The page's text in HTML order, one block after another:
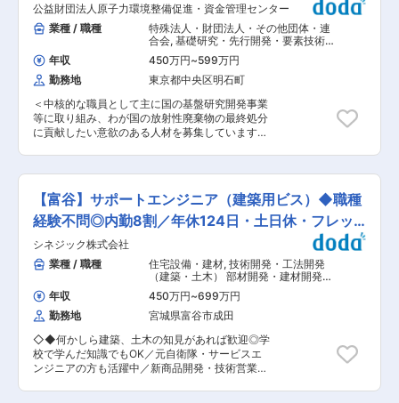
ての総合力と海外事業の強みを活かし、益々海外
展開を加速化させています。
・生産予測 ・回収率向上（EOR） （3）
生産技術（Production Engineering） ・生産
設備設計・運転 ・坑井の生産管理 ・人
工採油技術 ■当社について： 当社は、天然ガス
の探鉱、開発、生産における高度な技術評価やエ
ネルギートランジション分野を担う少数精鋭の専
門家組織です。大規模組織ではありませんが、そ
の分、社員同士が互いに相談しやすい環境があり
ます。一人ひとりを大切にする風土のもと、働き
やすさと専門性の向上を両立できる職場です。 変
更の範囲：会社の定める業務
性高
公益財団法人原子力環境整備促進・資金管理センター
業種 / 職種
特殊法人・財団法人・その他団体・連
合会, 基礎研究・先行開発・要素技術開
発（機械） 技術開発・工法開発（建
築・土木）
年収 450万円~599万円
勤務地
東京都中央区明石町
＜中核的な職員として主に国の基盤研究開発事業
等に取り組み、わが国の放射性廃棄物の最終処分
に貢献したい意欲のある人材を募集しています＞
ん。 ■業務内容 放射性廃棄物の処理・処分全般
にわたる調査研究に特化した活動を行う当センタ
ーの総合職として、地層処分施設の設計・施工及
び品質保証などの工学技術に関する調査研究をお
任せ致します。 ≪主な業務の流れ≫ ・国等から
委託された調査研究事業に関するプロジェクトマ
ネジメント ・業務の流れ：委託された調査研究事
業の実施方針・計画の立案→業務の実施（関係機
関との共同研究や民間企業への業務委託を含めた
調査、試験、技術開発等の業務の実施）→業務の
進捗管理・個別成果の確認→業務成果の分析・全
体取りまとめ→国への報告（報告書作成） ≪組織
体制≫ 処分工学技術プロジェクトチームへの配属
となります（応募者の専門性や業務経験或いは応
募者の希望に応じて他のプロジェクトチームへの
配属となる場合があります）。同チームのメンバ
【富谷】サポートエンジニア（建築用ビス）◆職種
経験不問◎内勤8割／年休124日・土日休・フレック
ス制
シネジック株式会社
業種 / 職種
住宅設備・建材, 技術開発・工法開発
（建築・土木） 部材開発・建材開発
（建築・土木）
年収 450万円~699万円
勤務地
宮城県富谷市成田
◇◆何かしら建築、土木の知見があれば歓迎◎学
校で学んだ知識でもOK／元自衛隊・サービスエ
ンジニアの方も活躍中／新商品開発・技術営業な